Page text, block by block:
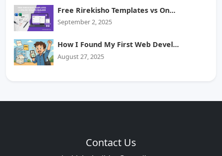
Free Rirekisho Templates vs On...
September 2, 2025
How I Found My First Web Devel...
August 27, 2025
Contact Us